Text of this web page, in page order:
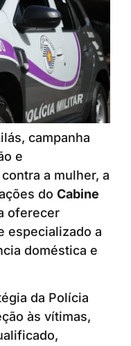
campanha
e
a mulher, a
do Cabine
oferecer
especializado a
doméstica e
da Polícia
às vítimas,